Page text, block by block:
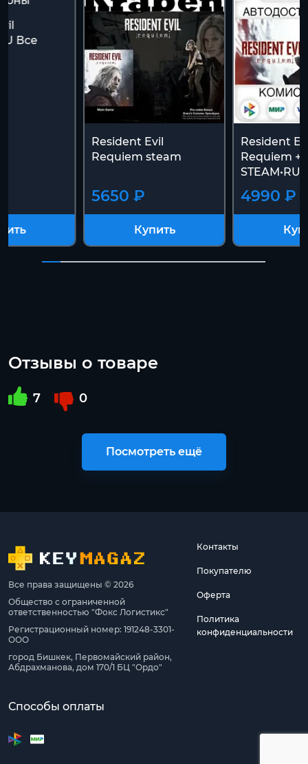
Все
Resident Evil
Requiem steam
5650 ₽
Купить
Resident
Requiem
4990 ₽
Отзывы о товаре
7 0
Посмотреть ещё
Все права защищены © 2026
Общество с ограниченной
ответственностью "Фокс Логистикс"
Регистрационный номер: 191248-3301-
ООО
город Бишкек, Первомайский район,
Абдрахманова, дом 170/1 БЦ "Ордо"
Контакты
Покупателю
Оферта
Политика
конфиденциальности
Способы оплаты